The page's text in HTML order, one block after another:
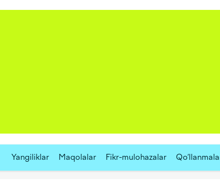
Yangiliklar Maqolalar Fikr-mulohazalar